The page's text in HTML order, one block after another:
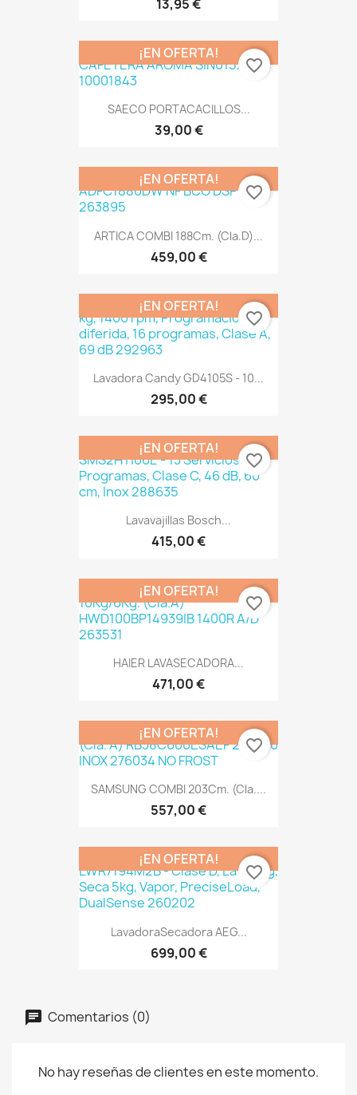
13,95 €
SAECO PORTACACILLOS...
39,00 €
¡EN OFERTA!
favorite_border
ARTICA COMBI 188Cm. (Cla.D)...
459,00 €
¡EN OFERTA!
favorite_border
Lavadora Candy GD4105S - 10...
295,00 €
¡EN OFERTA!
favorite_border
Lavavajillas Bosch...
415,00 €
¡EN OFERTA!
favorite_border
HAIER LAVASECADORA...
471,00 €
¡EN OFERTA!
favorite_border
SAMSUNG COMBI 203Cm. (Cla....
557,00 €
¡EN OFERTA!
favorite_border
LavadoraSecadora AEG...
699,00 €
¡EN OFERTA!
favorite_border
Comentarios (0)
No hay reseñas de clientes en este momento.